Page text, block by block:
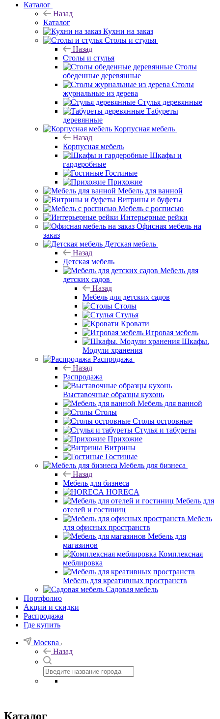
Каталог
Назад
Каталог
Кухни на заказ
Столы и стулья
Назад
Столы и стулья
Столы
обеденные деревянные
Столы
журнальные из дерева
Стулья деревянные
Табуреты
деревянные
Корпусная мебель
Назад
Корпусная мебель
Шкафы и
гардеробные
Гостиные
Прихожие
Мебель для ванной
Витрины и буфеты
Мебель с росписью
Интерьерные рейки
Офисная мебель на
заказ
Детская мебель
Назад
Детская мебель
Мебель для
детских садов
Назад
Мебель для детских садов
Столы
Стулья
Кровати
Игровая мебель
Шкафы.
Модули хранения
Распродажа
Назад
Распродажа
Выставочные образцы кухонь
Мебель для ванной
Столы
Столы островные
Стулья и табуреты
Прихожие
Витрины
Гостиные
Мебель для бизнеса
Назад
Мебель для бизнеса
HORECA
Мебель для
отелей и гостиниц
Мебель
для офисных пространств
Мебель для
магазинов
Комплексная
меблировка
Мебель для креативных пространств
Садовая мебель
Портфолио
Акции и скидки
Распродажа
Где купить
Москва
Назад
Каталог